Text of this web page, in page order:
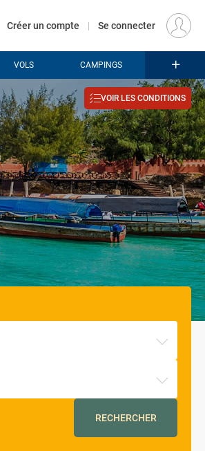
EUR
Créer un compte | Se connecter
VOLS CAMPINGS
VOIR LES CONDITIONS
RECHERCHER